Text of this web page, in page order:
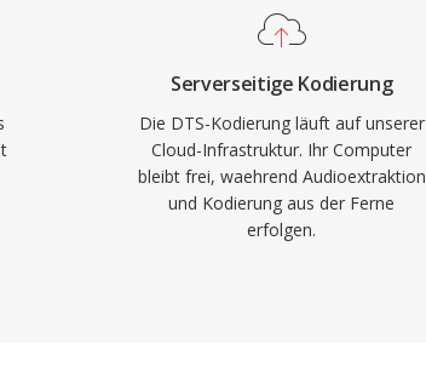
Serverseitige Kodierung
Die DTS-Kodierung läuft auf unserer
Cloud-Infrastruktur. Ihr Computer
bleibt frei, waehrend Audioextraktion
und Kodierung aus der Ferne
erfolgen.